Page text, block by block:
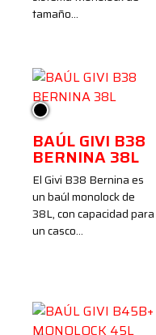
tamaño…
Negro
BAÚL GIVI B38
BERNINA 38L
El Givi B38 Bernina es
un baúl monolock de
38L, con capacidad para
un casco…